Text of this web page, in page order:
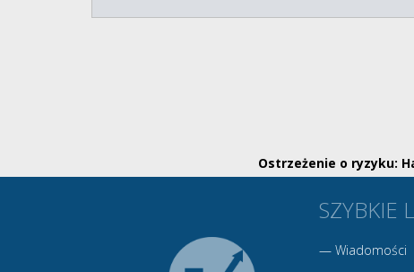
Ostrzeżenie o ryzyku:
SZYBKIE
— Wiadomości